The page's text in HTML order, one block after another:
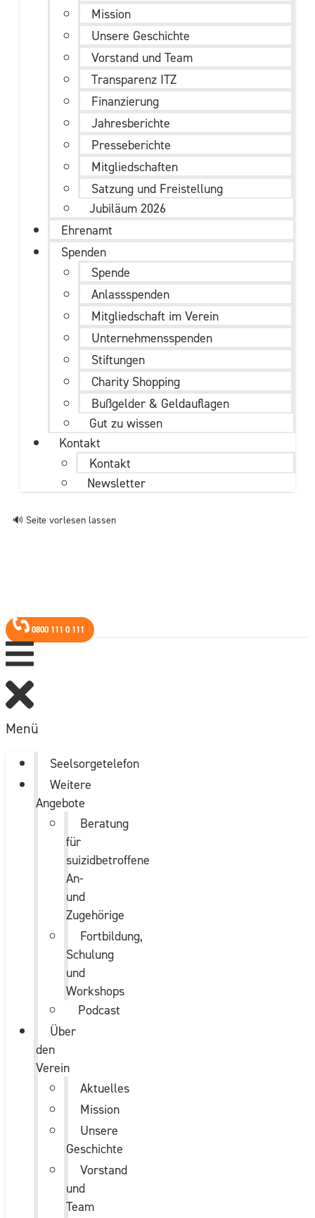
Mission
Unsere Geschichte
Vorstand und Team
Transparenz ITZ
Finanzierung
Jahresberichte
Presseberichte
Mitgliedschaften
Satzung und Freistellung
Jubiläum 2026
Ehrenamt
Spenden
Spende
Anlassspenden
Mitgliedschaft im Verein
Unternehmens­spenden
Stiftungen
Charity Shopping
Bußgelder & Geldauflagen
Gut zu wissen
Kontakt
Kontakt
Newsletter
🔊 Seite vorlesen lassen
0800 111 0 111
Menü
Seelsorgetelefon
Weitere
Angebote
Beratung
für
suizidbetroffene
An-
und
Zugehörige
Fortbildung,
Schulung
und
Workshops
Podcast
Über
den
Verein
Aktuelles
Mission
Unsere
Geschichte
Vorstand
und
Team